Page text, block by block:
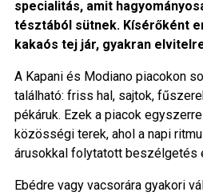
specialitás, amit
tésztából sütnek. Kísérőként
kakaós tej jár, gyakran
A Kapani és Modiano piacokon
található: friss hal, sajtok,
pékáruk. Ezek a piacok
közösségi terek, ahol a napi
árusokkal folytatott beszélgetés
Ebédre vagy vacsorára gyakori